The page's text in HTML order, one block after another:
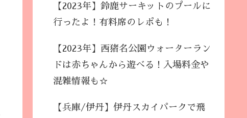
【2023年】鈴鹿サーキットのプールに
行ったよ！有料席のレポも！
【2023年】西猪名公園ウォーターラン
ドは赤ちゃんから遊べる！入場料金や
混雑情報も☆
【兵庫/伊丹】伊丹スカイパークで飛